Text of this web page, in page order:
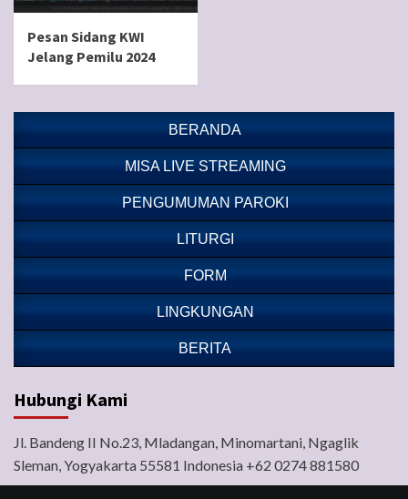
Pesan Sidang KWI
Jelang Pemilu 2024
BERANDA
MISA LIVE STREAMING
PENGUMUMAN PAROKI
LITURGI
FORM
LINGKUNGAN
BERITA
Hubungi Kami
Jl. Bandeng II No.23, Mladangan, Minomartani, Ngaglik
Sleman, Yogyakarta 55581 Indonesia +62 0274 881580